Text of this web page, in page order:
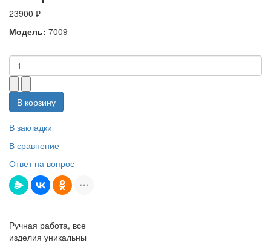
23900 ₽
Модель: 7009
В корзину
В закладки
В сравнение
Ответ на вопрос
Ручная работа, все
изделия уникальны